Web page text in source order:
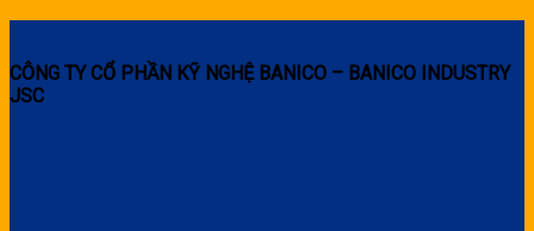
CÔNG TY CỔ PHẦN KỸ NGHỆ BANICO – BANICO INDUSTRY
JSC